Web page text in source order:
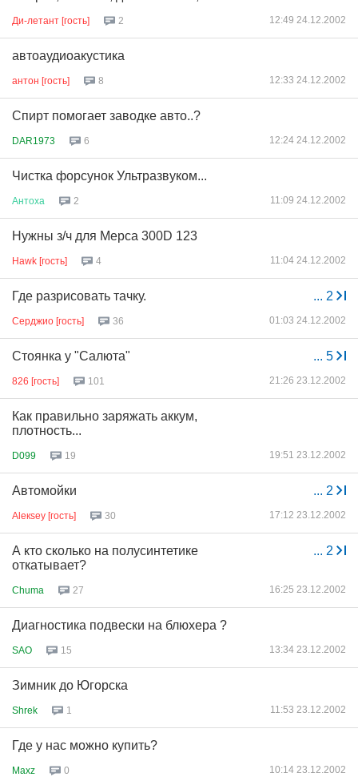
Ди-летант [гость] 2 12:49 24.12.2002
автоаудиоакустика
антон [гость] 8 12:33 24.12.2002
Спирт помогает заводке авто..?
DAR1973 6 12:24 24.12.2002
Чистка форсунок Ультразвуком...
Антоха 2 11:09 24.12.2002
Нужны з/ч для Мерса 300D 123
Hawk [гость] 4 11:04 24.12.2002
... 2
Где разрисовать тачку.
Серджио [гость] 36 01:03 24.12.2002
... 5
Стоянка у "Салюта"
826 [гость] 101 21:26 23.12.2002
Как правильно заряжать аккум,
плотность...
D099 19 19:51 23.12.2002
... 2
Автомойки
Aleкsey [гость] 30 17:12 23.12.2002
... 2
А кто сколько на полусинтетике
откатывает?
Chuma 27 16:25 23.12.2002
Диагностика подвески на блюхера ?
SAO 15 13:34 23.12.2002
Зимник до Югорска
Shrek 1 11:53 23.12.2002
Где у нас можно купить?
Maxz 0 10:14 23.12.2002